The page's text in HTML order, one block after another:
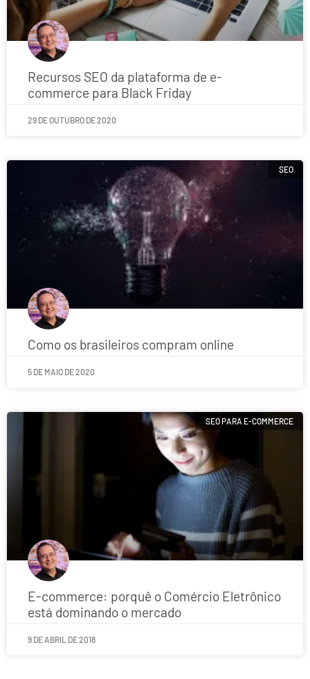
Recursos SEO da plataforma de e-
commerce para Black Friday
29 DE OUTUBRO DE 2020
SEO
Como os brasileiros compram online
5 DE MAIO DE 2020
SEO PARA E-COMMERCE
E-commerce: porquê o Comércio Eletrônico
está dominando o mercado
9 DE ABRIL DE 2018